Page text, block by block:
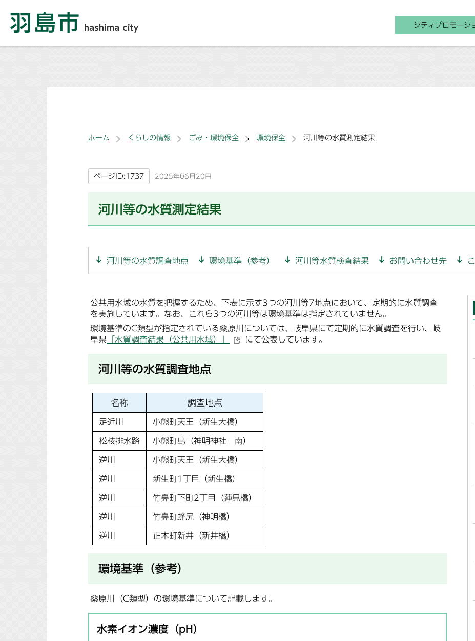
シティプロモーシ
ホーム くらしの情報 ごみ・環境保全 環境保全 河川等の水質測定結果
ページID:1737 2025年06月20日
河川等の水質測定結果
河川等の水質調査地点 環境基準（参考） 河川等水質検査結果 お問い合わせ先
公共用水域の水質を把握するため、下表に示す3つの河川等7地点において、定期的に水質調査
を実施しています。なお、これら3つの河川等は環境基準は指定されていません。
環境基準のC類型が指定されている桑原川については、岐阜県にて定期的に水質調査を行い、岐
阜県 「水質調査結果（公共用水域）」 にて公表しています。
河川等の水質調査地点
名称 調査地点
足近川 小熊町天王（新生大橋）
松枝排水路 小熊町島（神明神社 南）
逆川 小熊町天王（新生大橋）
逆川 新生町1丁目（新生橋）
逆川 竹鼻町下町2丁目（蓮見橋）
逆川 竹鼻町蜂尻（神明橋）
逆川 正木町新井（新井橋）
環境基準（参考）
桑原川（C類型）の環境基準について記載します。
水素イオン濃度（pH）